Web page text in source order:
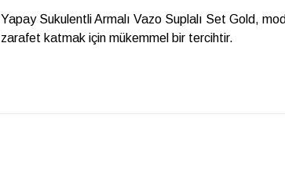
Yapay Sukulentli Armalı Vazo Suplalı Set Gold,
zarafet katmak için mükemmel bir tercihtir.